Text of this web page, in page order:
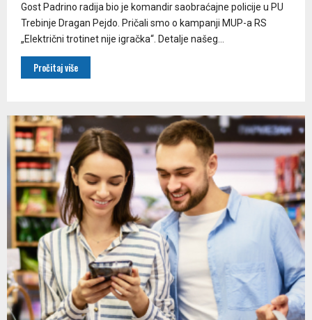
Gost Padrino radija bio je komandir saobraćajne policije u PU
Trebinje Dragan Pejdo. Pričali smo o kampanji MUP-a RS
„Električni trotinet nije igračka“. Detalje našeg...
Pročitaj više